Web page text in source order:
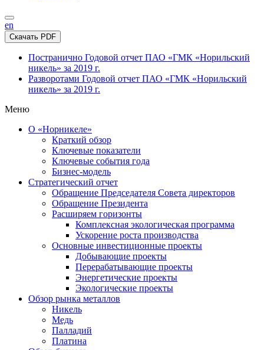
en
Скачать PDF
Постранично Годовой отчет ПАО «ГМК «Норильский
никель» за 2019 г.
Разворотами Годовой отчет ПАО «ГМК «Норильский
никель» за 2019 г.
Меню
О «Норникеле»
Краткий обзор
Ключевые показатели
Ключевые события года
Бизнес-модель
Стратегический отчет
Обращение Председателя Совета директоров
Обращение Президента
Расширяем горизонты
Комплексная экологическая программа
Ускорение роста производства
Основные инвестиционные проекты
Добывающие проекты
Перерабатывающие проекты
Энергетические проекты
Экологические проекты
Обзор рынка металлов
Никель
Медь
Палладий
Платина